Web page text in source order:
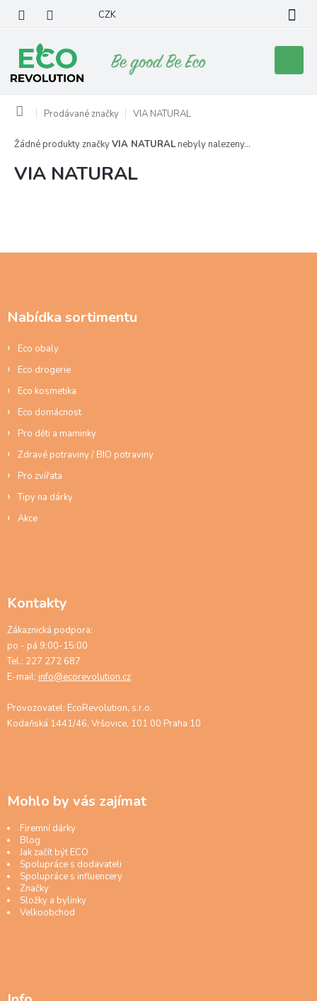
obsah
CZK
košík
Domů Prodávané značky VIA NATURAL
VIA NATURAL
Žádné produkty značkyVIA NATURAL nebyly nalezeny...
Nabídka sortimentu
Eco obaly
Eco drogerie
Eco kosmetika
Eco domácnost
Pro děti a maminky
Zdravé potraviny / BIO potraviny
Pro zvířata
Tipy na dárky
Akce
Kontakty
Zákaznická podpora:
po - pá 9:00-15:00
Tel.: 227 272 687
E-mail: info@ecorevolution.cz
Provozovatel: EcoRevolution, s.r.o.
Kodaňská 1441/46, Vršovice, 101 00 Praha 10
Mohlo by vás zajímat
Firemní dárky
Blog
Jak začít být ECO
Spolupráce s dodavateli
Spolupráce s influencery
Značky
Složky a bylinky
Velkoobchod